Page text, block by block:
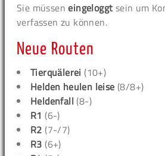
Sie müsseneingeloggt sein um
verfassen zu können.
Neue Routen
Tierquälerei (10+)
Helden heulen leise (8/8+)
Heldenfall (8-)
R1 (6-)
R2 (7-/7)
R3 (6+)